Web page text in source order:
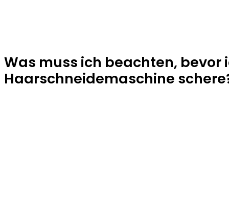
Was muss ich beachten, bevor
Haarschneidemaschine